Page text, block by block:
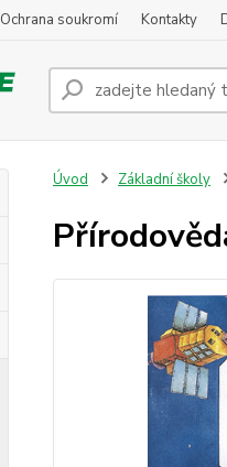
Ochrana soukromí Kontakty
Úvod Základní školy